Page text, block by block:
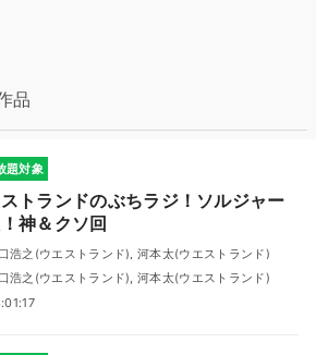
品
題対象
トランドのぶちラジ！ソルジャー
神＆クソ回
浩之(ウエストランド), 河本太(ウエストランド)
浩之(ウエストランド), 河本太(ウエストランド)